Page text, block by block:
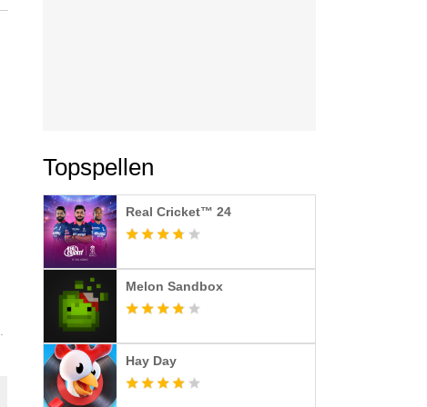
Topspellen
Real Cricket™ 24
Melon Sandbox
Hay Day